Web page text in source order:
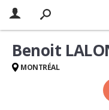
Benoit
MONTRÉAL